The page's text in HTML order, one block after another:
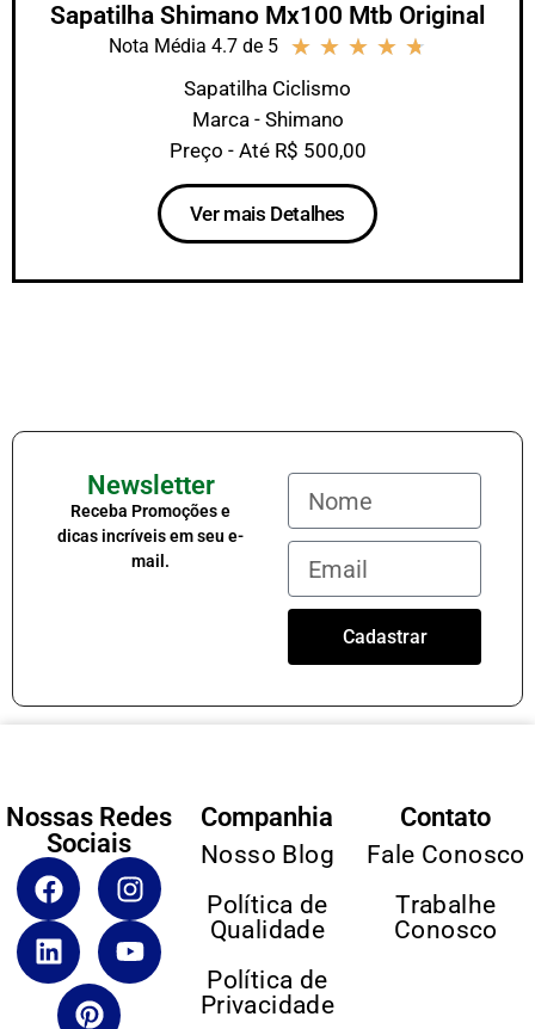
Sapatilha Shimano Mx100 Mtb Original
Nota Média 4.7 de 5 ★ ★ ★ ★ ★
Sapatilha Ciclismo
Marca - Shimano
Preço - Até R$ 500,00
Ver mais Detalhes
Newsletter
Receba Promoções e
dicas incríveis em seu e-
mail.
Cadastrar
Nossas Redes
Sociais
Companhia
Nosso Blog
Política de
Qualidade
Política de
Privacidade
Contato
Fale Conosco
Trabalhe
Conosco